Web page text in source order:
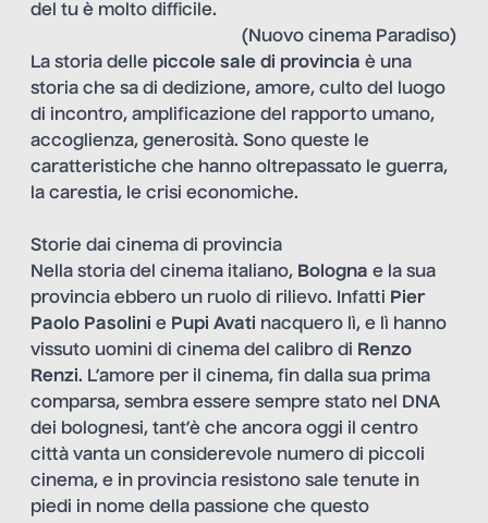
del tu è molto difficile.
(Nuovo cinema Paradiso)
La storia delle piccole sale di provincia è una
storia che sa di dedizione, amore, culto del luogo
di incontro, amplificazione del rapporto umano,
accoglienza, generosità. Sono queste le
caratteristiche che hanno oltrepassato le guerra,
la carestia, le crisi economiche.
Storie dai cinema di provincia
Nella storia del cinema italiano, Bologna e la sua
provincia ebbero un ruolo di rilievo. Infatti Pier
Paolo Pasolini e Pupi Avati nacquero lì, e lì hanno
vissuto uomini di cinema del calibro di Renzo
Renzi. L’amore per il cinema, fin dalla sua prima
comparsa, sembra essere sempre stato nel DNA
dei bolognesi, tant’è che ancora oggi il centro
città vanta un considerevole numero di piccoli
cinema, e in provincia resistono sale tenute in
piedi in nome della passione che questo